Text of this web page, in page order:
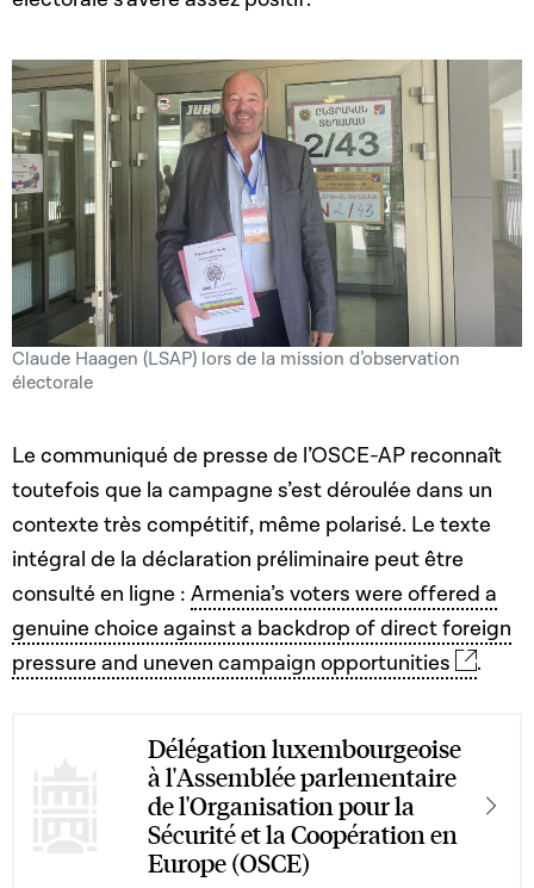
Claude Haagen (LSAP) lors de la mission d’observation
électorale
Le communiqué de presse de l’OSCE-AP reconnaît
toutefois que la campagne s’est déroulée dans un
contexte très compétitif, même polarisé. Le texte
intégral de la déclaration préliminaire peut être
consulté en ligne : Armenia’s voters were offered a
genuine choice against a backdrop of direct foreign
pressure and uneven campaign opportunities
.
Délégation luxembourgeoise
à l'Assemblée parlementaire
de l'Organisation pour la
Sécurité et la Coopération en
Europe (OSCE)